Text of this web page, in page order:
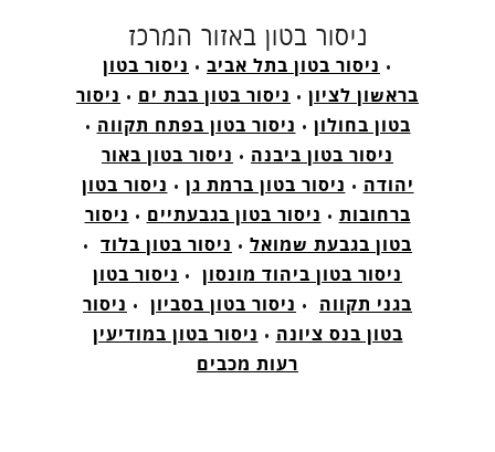
ניסור בטון באזור המרכז
• ניסור בטון בתל אביב • ניסור בטון
בראשון לציון • ניסור בטון בבת ים • ניסור
בטון בחולון • ניסור בטון בפתח תקווה •
ניסור בטון ביבנה • ניסור בטון באור
יהודה • ניסור בטון ברמת גן • ניסור בטון
ברחובות • ניסור בטון בגבעתיים • ניסור
בטון בגבעת שמואל • ניסור בטון בלוד •
ניסור בטון ביהוד מונסון • ניסור בטון
בגני תקווה • ניסור בטון בסביון • ניסור
בטון בנס ציונה • ניסור בטון במודיעין
רעות מכבים